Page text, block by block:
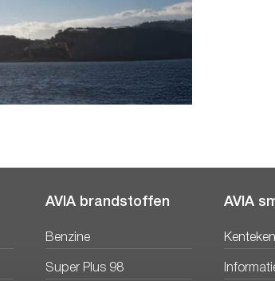
AVIA brandstoffen
Benzine
Super Plus 98
AVIA